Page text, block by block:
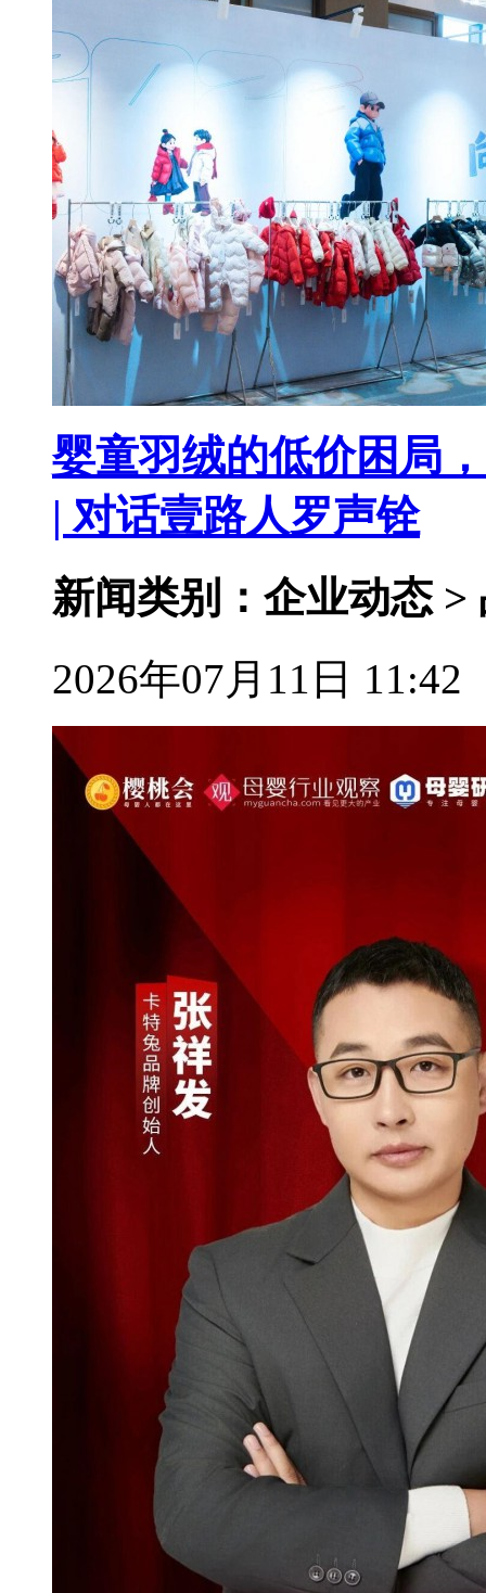
婴童羽绒的低价困局
| 对话壹路人罗声铨
新闻类别：企业动态 >
2026年07月11日 11:42